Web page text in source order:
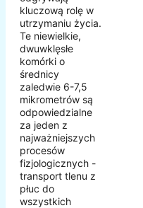
kluczową rolę w
utrzymaniu życia.
Te niewielkie,
dwuwklęsłe
komórki o
średnicy
zaledwie 6-7,5
mikrometrów są
odpowiedzialne
za jeden z
najważniejszych
procesów
fizjologicznych -
transport tlenu z
płuc do
wszystkich